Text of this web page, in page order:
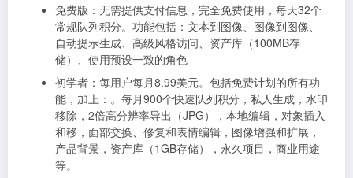
免费版：无需提供支付信息，完全免费使用，每天32个
常规队列积分。功能包括：文本到图像、图像到图像、
自动提示生成、高级风格访问、资产库（100MB存
储）、使用预设一致的角色
初学者：每用户每月8.99美元。包括免费计划的所有功
能，加上：。每月900个快速队列积分，私人生成，水印
移除，2倍高分辨率导出（JPG），本地编辑，对象插入
和移，面部交换、修复和表情编辑，图像增强和扩展，
产品背景，资产库（1GB存储），永久项目，商业用途
等。